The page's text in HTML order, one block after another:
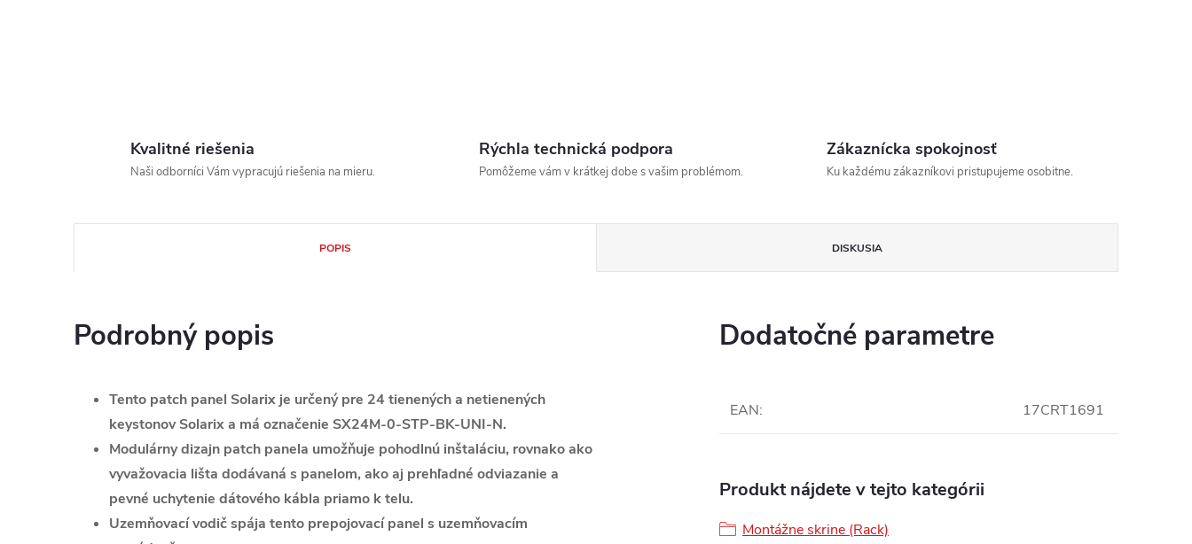
Kvalitné riešenia
Naši odborníci Vám vypracujú riešenia na mieru.
Rýchla technická podpora
Pomôžeme vám v krátkej dobe s vašim problémom.
Zákaznícka spokojnosť
Ku každému zákazníkovi pristupujeme osobitne.
POPIS DISKUSIA
Podrobný popis
Tento patch panel Solarix je určený pre 24 tienených a netienených
keystonov Solarix a má označenie SX24M-0-STP-BK-UNI-N.
Modulárny dizajn patch panela umožňuje pohodlnú inštaláciu, rovnako ako
vyvažovacia lišta dodávaná s panelom, ako aj prehľadné odviazanie a
pevné uchytenie dátového kábla priamo k telu.
Uzemňovací vodič spája tento prepojovací panel s uzemňovacím
Dodatočné parametre
EAN: 17CRT1691
Produkt nájdete v tejto kategórii
Montážne skrine (Rack)